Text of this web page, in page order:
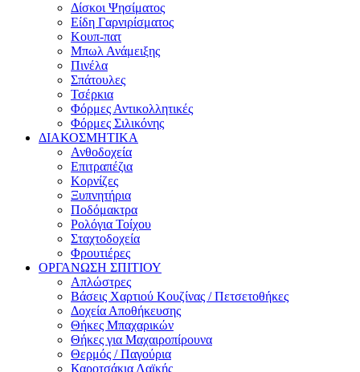
Δίσκοι Ψησίματος
Είδη Γαρνιρίσματος
Κουπ-πατ
Μπωλ Ανάμειξης
Πινέλα
Σπάτουλες
Τσέρκια
Φόρμες Αντικολλητικές
Φόρμες Σιλικόνης
ΔΙΑΚΟΣΜΗΤΙΚΑ
Ανθοδοχεία
Επιτραπέζια
Κορνίζες
Ξυπνητήρια
Ποδόμακτρα
Ρολόγια Τοίχου
Σταχτοδοχεία
Φρουτιέρες
ΟΡΓΑΝΩΣΗ ΣΠΙΤΙΟΥ
Απλώστρες
Βάσεις Χαρτιού Κουζίνας / Πετσετοθήκες
Δοχεία Αποθήκευσης
Θήκες Μπαχαρικών
Θήκες για Μαχαιροπίρουνα
Θερμός / Παγούρια
Καροτσάκια Λαϊκής